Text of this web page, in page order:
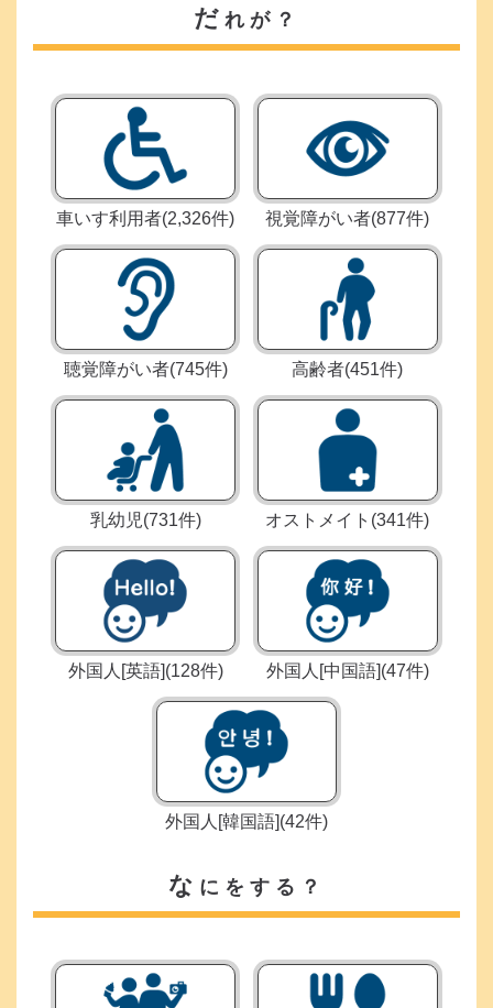
だ れが？
車いす利用者(2,326件) 視覚障がい者(877件)
聴覚障がい者(745件) 高齢者(451件)
乳幼児(731件) オストメイト (341件)
外国人[英語](128件) 外国人[中国語](47件)
外国人[韓国語](42件)
な にをする？